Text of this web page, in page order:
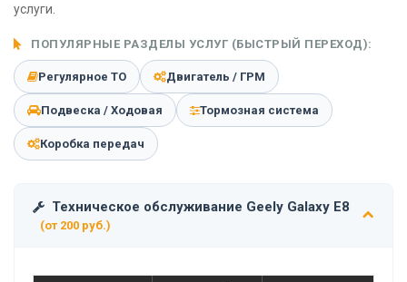
услуги.
ПОПУЛЯРНЫЕ РАЗДЕЛЫ УСЛУГ (БЫСТРЫЙ ПЕРЕХОД):
Регулярное ТО Двигатель / ГРМ
Подвеска / Ходовая Тормозная система
Коробка передач
Техническое обслуживание Geely Galaxy E8
(от 200 руб.)